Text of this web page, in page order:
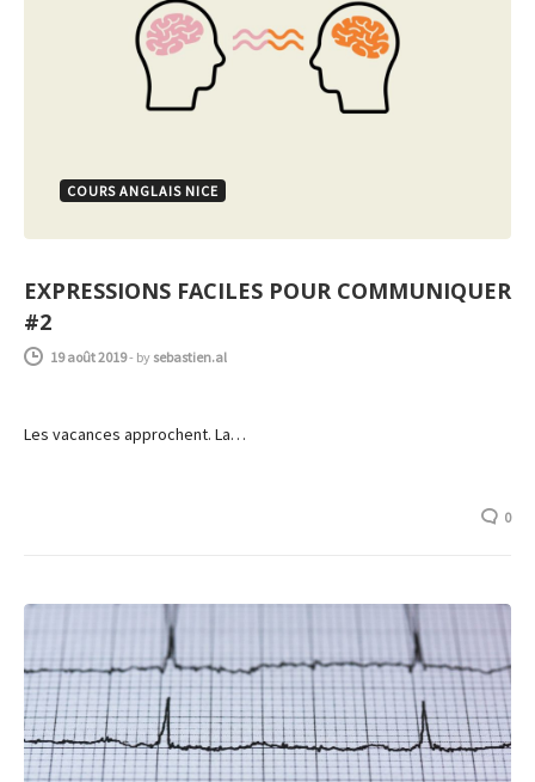
COURS ANGLAIS NICE
EXPRESSIONS FACILES POUR COMMUNIQUER
#2
19 août 2019- by sebastien.al
Les vacances approchent. La…
0